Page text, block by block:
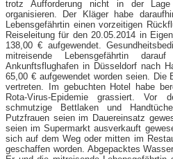
trotz Aufforderung nicht in der
organisieren. Der Kläger habe
Lebensgefährtin einen vorzeitigen
Reiseleitung für den 20.05.2014 in
138,00 € aufgewendet.
mitreisende Lebensgefährtin
Ankunftsflughafen in Düsseldorf nach
65,00 € aufgewendet worden seien. Die
vertreten. Im gebuchten Hotel habe
Rota-Virus-Epidemie grassiert. Vor
schmutzige Bettlaken und
Putzfrauen seien im Dauereinsatz
seien im Supermarkt ausverkauft
sich auf dem Weg oder mitten im
geschaffen worden. Abgepacktes